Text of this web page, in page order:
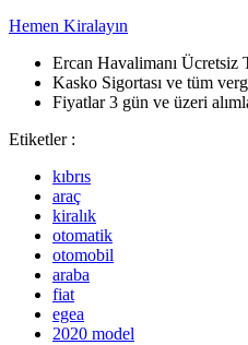
Hemen Kiralayın
Ercan Havalimanı Ücretsiz
Kasko Sigortası ve tüm
Fiyatlar 3 gün ve üzeri
Etiketler :
kıbrıs
araç
kiralık
otomatik
otomobil
araba
fiat
egea
2020 model